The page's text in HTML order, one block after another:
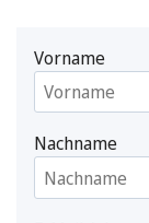
Vorname
Nachname